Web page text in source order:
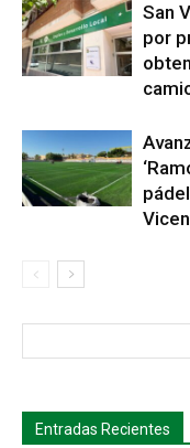
San
por
Entradas Recientes